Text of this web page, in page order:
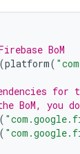
BoM
(platform(
for
BoM, you
(
(